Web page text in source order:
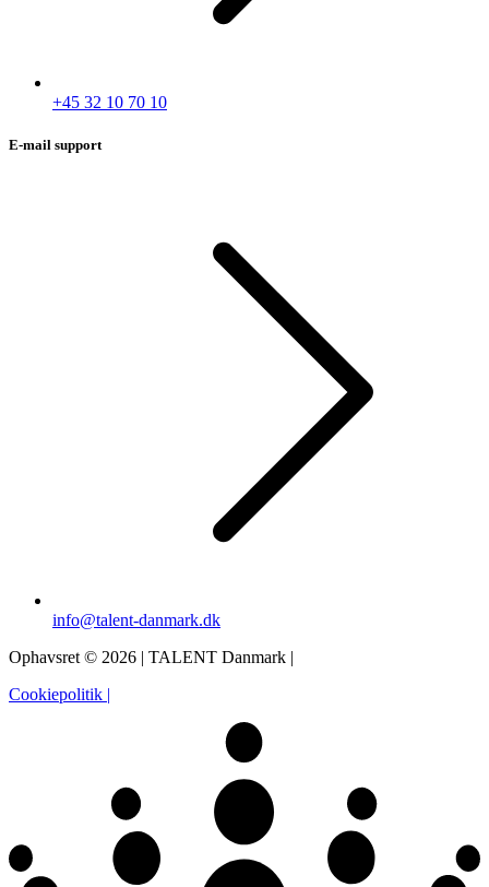
+45 32 10 70 10
E-mail support
info@talent-danmark.dk
Ophavsret © 2026 | TALENT Danmark |
Cookiepolitik |